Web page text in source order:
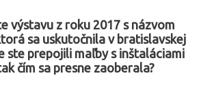
výstavu z roku 2017 s názvom
sa uskutočnila v bratislavskej
ste prepojili maľby s inštaláciami
čím sa presne zaoberala?